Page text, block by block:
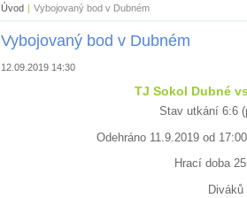
Úvod | Vybojovaný bod v Dubném
Vybojovaný bod v Dubném
12.09.2019 14:30
TJ Sokol Dubné
Stav utkání 6:6
Odehráno 11.9.2019 od
Hrací doba
Diváků